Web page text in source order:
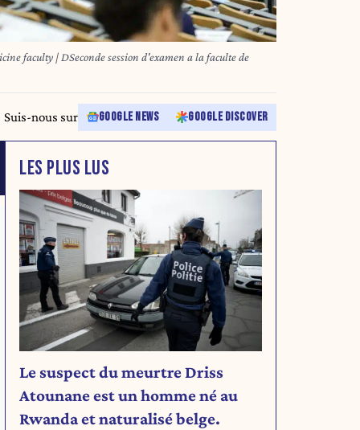
a la faculte de
Suis-nous sur GOOGLE NEWS GOOGLE DISCOVER
LES PLUS LUS
Le suspect du meurtre Driss
Atounane est un homme né au
Rwanda et naturalisé belge.